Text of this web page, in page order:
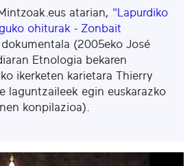
atarian, "Lapurdiko
ohiturak - Zonbait
dokumentala (2005eko José
Etnologia bekaren
ikerketen karietara Thierry
laguntzaileek egin euskarazko
konpilazioa).